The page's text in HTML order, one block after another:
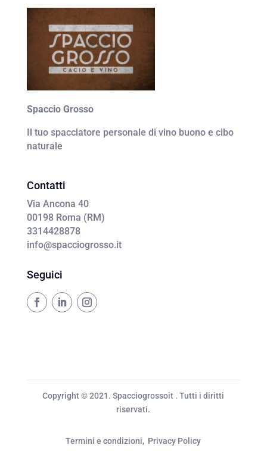
Spaccio Grosso
Il tuo spacciatore personale di vino buono e cibo
naturale
Contatti
Via Ancona 40
00198 Roma (RM)
3314428878
info@spacciogrosso.it
Seguici
Copyright © 2021. Spacciogrossoit . Tutti i diritti
riservati.
Termini e condizioni, Privacy Policy